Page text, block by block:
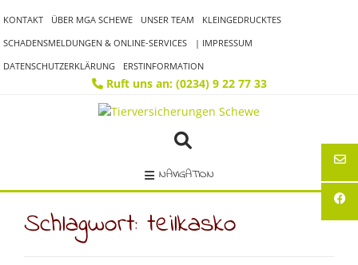
to
content
KONTAKT ÜBER MGA SCHEWE UNSER TEAM
KLEINGEDRUCKTES
SCHADENSMELDUNGEN & ONLINE-SERVICES
| IMPRESSUM
DATENSCHUTZERKLÄRUNG
ERSTINFORMATION
Ruft uns an: (0234) 9 22 77 33
NAVIGATION
Schlagwort: teilkasko